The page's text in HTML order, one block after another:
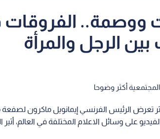
الفروقات
الرجل والمرأة
أكثر وضوحا
تعرض الرئيس الفرنسي إيمانويل ماكرون
على وسائل الاعلام المختلفة في العالم، أثير